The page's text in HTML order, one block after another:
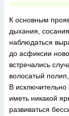
К основным
дыхания,
наблюдаться
до асфиксии
встречались
волосатый
В
иметь никакой
развиваться